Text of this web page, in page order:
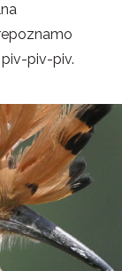
piv-piv.